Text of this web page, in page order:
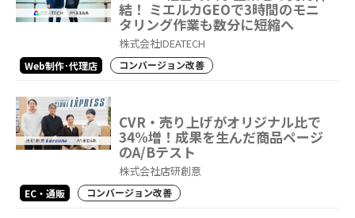
結！ ミエルカGEOで3時間のモニ
タリング作業も数分に短縮へ
株式会社IDEATECH
Web制作･代理店 コンバージョン改善
CVR・売り上げがオリジナル比で
34%増！成果を生んだ商品ページ
のA/Bテスト
株式会社店研創意
EC・通販 コンバージョン改善